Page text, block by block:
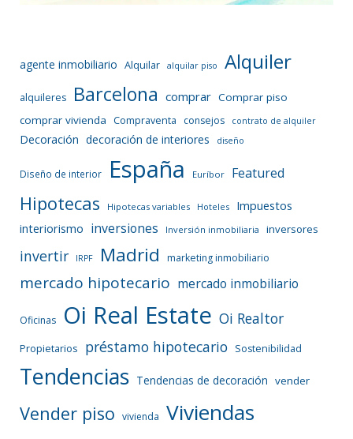
agente inmobiliario Alquilar alquilar piso Alquiler
alquileres Barcelona comprar Comprar piso
comprar vivienda
Compraventa consejos contrato de alquiler
Decoración decoración de interiores diseño
Diseño de interior España Euríbor Featured
Hipotecas Hipotecas variables Hoteles
Impuestos
interiorismo inversiones Inversión inmobiliaria inversores
invertir IRPF Madrid marketing inmobiliario
mercado hipotecario mercado inmobiliario
Oficinas Oi Real Estate Oi Realtor
Propietarios préstamo hipotecario Sostenibilidad
Tendencias Tendencias de decoración vender
Vender piso vivienda Viviendas